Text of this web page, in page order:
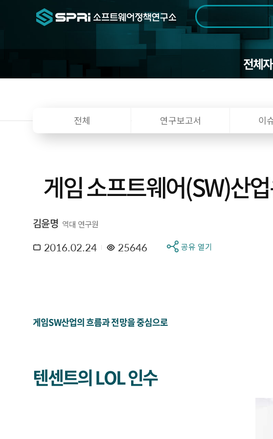
검색범위 전체
기간 전체 1일 1주
전체
전체 연구보고서 이
게임 소프트웨어(SW)산
김윤명 역대 연구원
2016.02.24 25646 공유 열기
게임SW산업의 흐름과 전망을 중심으로
텐센트의 LOL 인수